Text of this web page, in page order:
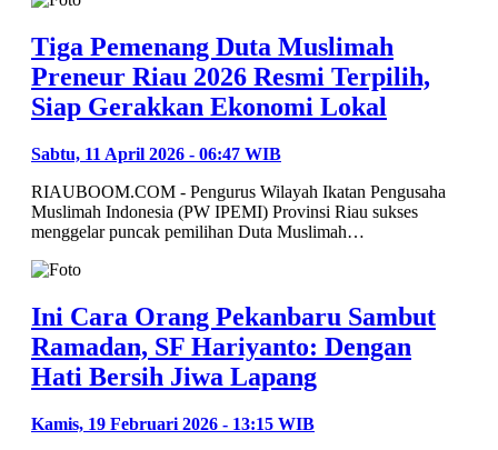
Tiga Pemenang Duta Muslimah
Preneur Riau 2026 Resmi Terpilih,
Siap Gerakkan Ekonomi Lokal
Sabtu, 11 April 2026 - 06:47 WIB
RIAUBOOM.COM - Pengurus Wilayah Ikatan Pengusaha
Muslimah Indonesia (PW IPEMI) Provinsi Riau sukses
menggelar puncak pemilihan Duta Muslimah…
Ini Cara Orang Pekanbaru Sambut
Ramadan, SF Hariyanto: Dengan
Hati Bersih Jiwa Lapang
Kamis, 19 Februari 2026 - 13:15 WIB